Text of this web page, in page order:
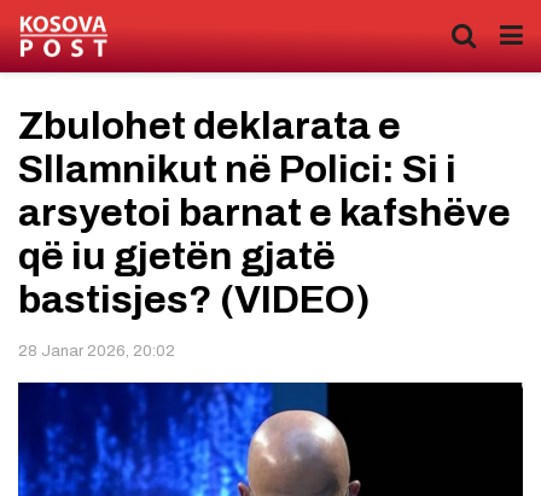
Zbulohet deklarata e
Sllamnikut në Polici: Si i
arsyetoi barnat e kafshëve
që iu gjetën gjatë
bastisjes? (VIDEO)
28 Janar 2026, 20:02